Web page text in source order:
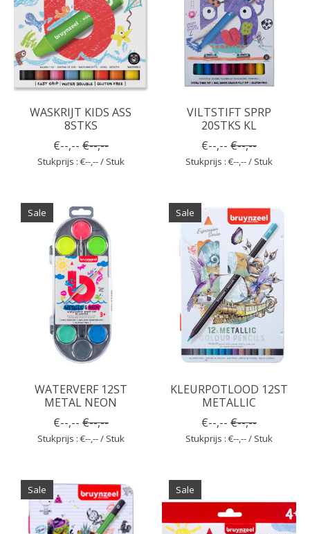
WASKRIJT KIDS ASS
8STKS
€--,-- €--,--
Stukprijs : €--,-- / Stuk
VILTSTIFT SPRP
20STKS KL
€--,-- €--,--
Stukprijs : €--,-- / Stuk
Sale
WATERVERF 12ST
METAL NEON
€--,-- €--,--
Stukprijs : €--,-- / Stuk
Sale
KLEURPOTLOOD 12ST
METALLIC
€--,-- €--,--
Stukprijs : €--,-- / Stuk
Sale Sale